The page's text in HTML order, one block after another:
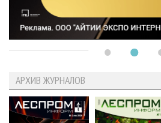
АРХИВ ЖУРНАЛОВ